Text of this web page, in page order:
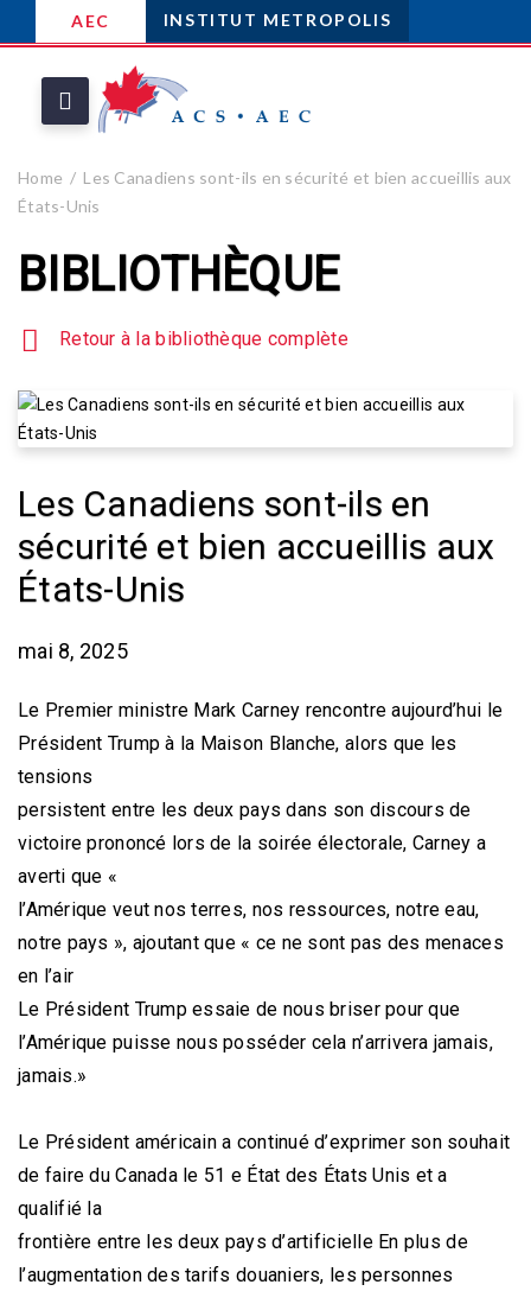
AEC INSTITUT METROPOLIS
Home
Les Canadiens sont-ils en sécurité et bien accueillis aux
États-Unis
BIBLIOTHÈQUE
Retour à la bibliothèque complète
Les Canadiens sont-ils en
sécurité et bien accueillis aux
États-Unis
mai 8, 2025
Le Premier ministre Mark Carney rencontre aujourd’hui le
Président Trump à la Maison Blanche, alors que les
tensions
persistent entre les deux pays dans son discours de
victoire prononcé lors de la soirée électorale, Carney a
averti que «
l’Amérique veut nos terres, nos ressources, notre eau,
notre pays », ajoutant que « ce ne sont pas des menaces
en l’air
Le Président Trump essaie de nous briser pour que
l’Amérique puisse nous posséder cela n’arrivera jamais,
jamais.»
Le Président américain a continué d’exprimer son souhait
de faire du Canada le 51 e État des États Unis et a
qualifié la
frontière entre les deux pays d’artificielle En plus de
l’augmentation des tarifs douaniers, les personnes